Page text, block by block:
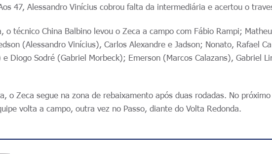
47, Alessandro Vinícius cobrou falta da intermediária e acertou o
o técnico China Balbino levou o Zeca a campo com Fábio Rampi;
(Alessandro Vinícius), Carlos Alexandre e Jadson; Nonato, Rafael
e Diogo Sodré (Gabriel Morbeck); Emerson (Marcos Calazans), Gabriel
o Zeca segue na zona de rebaixamento após duas rodadas. No próximo
volta a campo, outra vez no Passo, diante do Volta Redonda.